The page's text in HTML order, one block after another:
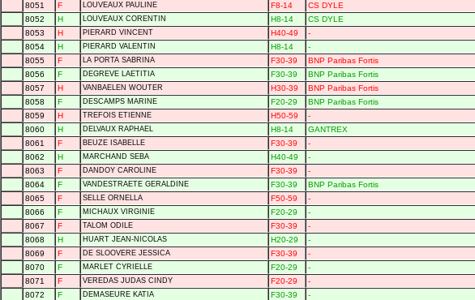
8051
F LOUVEAUX PAULINE F8-14 CS DYLE
8052
H LOUVEAUX CORENTIN H8-14 CS DYLE
8053
H PIERARD VINCENT H40-49 -
8054
H PIERARD VALENTIN H8-14 -
8055
F LA PORTA SABRINA F30-39 BNP Paribas Fortis
8056
F DEGREVE LAETITIA F30-39 BNP Paribas Fortis
8057
H VANBAELEN WOUTER H30-39 BNP Paribas Fortis
8058
F DESCAMPS MARINE F20-29 BNP Paribas Fortis
8059
H TREFOIS ETIENNE H50-59 -
8060
H DELVAUX RAPHAEL H8-14 GANTREX
8061
F BEUZE ISABELLE F30-39 -
8062
H MARCHAND SEBA H40-49 -
8063
F DANDOY CAROLINE F30-39 -
8064
F VANDESTRAETE GERALDINE F30-39 BNP Paribas Fortis
8065
F SELLE ORNELLA F50-59 -
8066
F MICHAUX VIRGINIE F20-29 -
8067
F TALOM ODILE F30-39 -
8068
H HUART JEAN-NICOLAS H20-29 -
8069
F DE SLOOVERE JESSICA F30-39 -
8070
F MARLET CYRIELLE F20-29 -
8071
F VEREDAS JUDAS CINDY F20-29 -
8072
F DEMASEURE KATIA F30-39 -